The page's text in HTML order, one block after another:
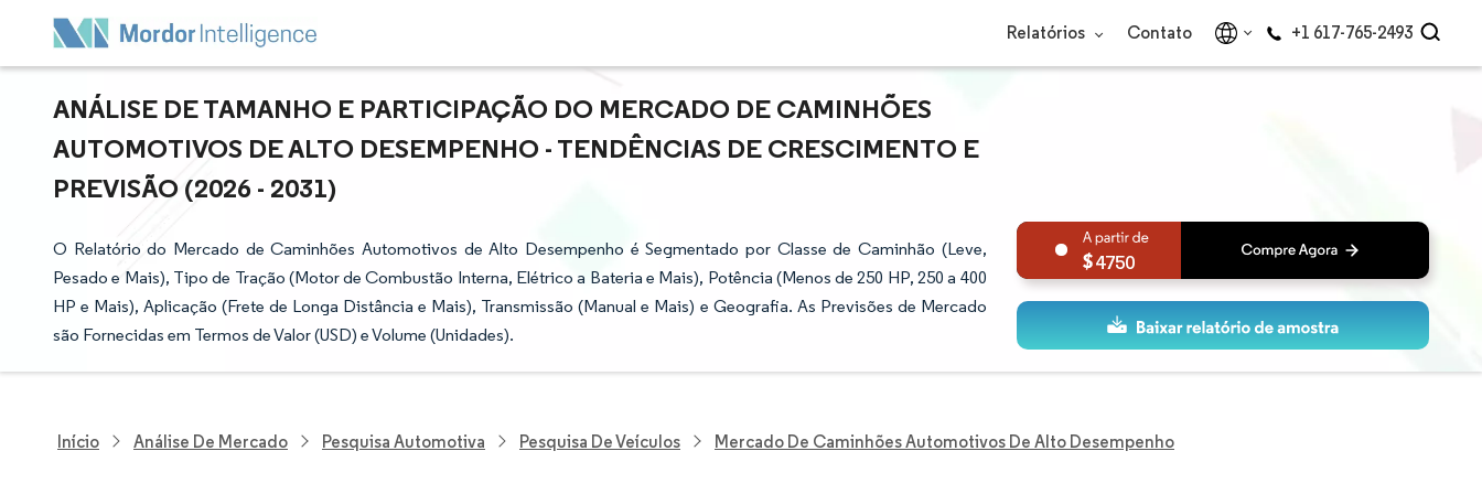
Relatórios Contato +1 617-765-2493
ANÁLISE DE TAMANHO E PARTICIPAÇÃO DO MERCADO DE CAMINHÕES
AUTOMOTIVOS DE ALTO DESEMPENHO - TENDÊNCIAS DE CRESCIMENTO E
PREVISÃO (2026 - 2031)
O Relatório do Mercado de Caminhões Automotivos de Alto Desempenho é Segmentado por Classe de Caminhão (Leve,
Pesado e Mais), Tipo de Tração (Motor de Combustão Interna, Elétrico a Bateria e Mais), Potência (Menos de 250 HP, 250 a 400
HP e Mais), Aplicação (Frete de Longa Distância e Mais), Transmissão (Manual e Mais) e Geografia. As Previsões de Mercado
são Fornecidas em Termos de Valor (USD) e Volume (Unidades).
4750
Início Análise De Mercado Pesquisa Automotiva Pesquisa De Veículos Mercado De Caminhões Automotivos De Alto Desempenho